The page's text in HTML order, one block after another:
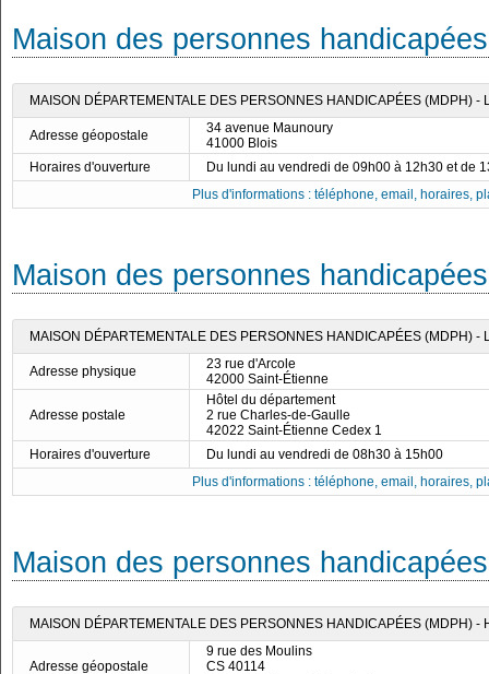
Maison des personnes
MAISON DÉPARTEMENTALE DES PERSONNES HANDICAPÉES (MDPH) -
Adresse géopostale
34 avenue Maunoury
41000 Blois
Horaires d'ouverture
Du lundi au vendredi de 09h00 à 12h30 et de
Plus d'informations : téléphone, email, horaires,
Maison des personnes
MAISON DÉPARTEMENTALE DES PERSONNES HANDICAPÉES (MDPH) -
Adresse physique
23 rue d'Arcole
42000 Saint-Étienne
Adresse postale
Hôtel du département
2 rue Charles-de-Gaulle
42022 Saint-Étienne Cedex 1
Horaires d'ouverture
Du lundi au vendredi de 08h30 à 15h00
Plus d'informations : téléphone, email, horaires,
Maison des personnes
MAISON DÉPARTEMENTALE DES PERSONNES HANDICAPÉES (MDPH) -
Adresse géopostale
9 rue des Moulins
CS 40114